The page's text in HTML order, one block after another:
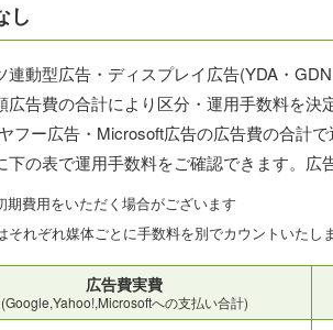
し
動型広告・ディスプレイ広告(YDA・
告費の合計により区分・運用手数料を決
フー広告・Microsoft広告の広告費の合計
の表で運用手数料をご確認できます。広
費用をいただく場合がございます
れぞれ媒体ごとに手数料を別でカウントいたし
広告費実費
(Google,Yahoo!,Microsoftへの支払い合計)